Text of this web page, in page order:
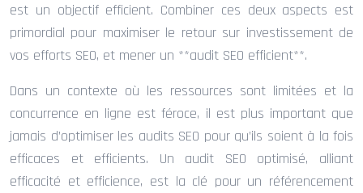
est un objectif efficient. Combiner ces deux aspects est
primordial pour maximiser le retour sur investissement de
vos efforts SEO, et mener un **audit SEO efficient**.
Dans un contexte où les ressources sont limitées et la
concurrence en ligne est féroce, il est plus important que
jamais d’optimiser les audits SEO pour qu’ils soient à la fois
efficaces et efficients. Un audit SEO optimisé, alliant
efficacité et efficience, est la clé pour un référencement